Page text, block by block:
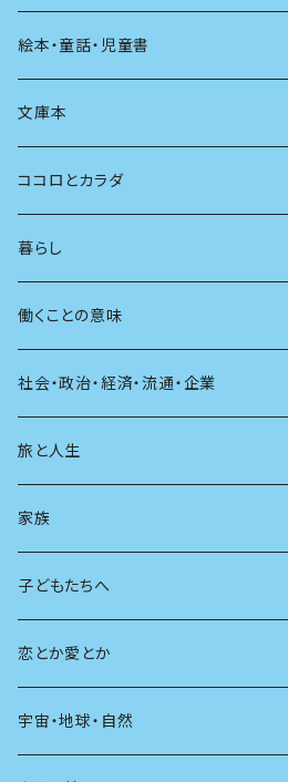
言葉
言語
批評
アンソロジー
自伝・伝記
発酵・麹
その他
アート
写真
その他
インテリア
ファッション
建築
スポーツ
AIと社会
広告
音楽
マンガ
テレビ
ラジオ
マガジン
その他
アニメ
日本の芸能
本屋さんの本
本の本
読書
絵本・童話・児童書
小さいお子さん向け
自分で読めるようになったら
大人も楽しい絵本
海外絵本
童話
その他
文庫本
男性作家
女性作家
その他
ココロとカラダ
フェミニズム
カウンセリング
人間関係
健康
暮らし
料理
育児
日常生活
学ぶ楽しみ
働くことの意味
仕事のヒント
社会・政治・経済・流通・企業
過去
現在
未来
旅と人生
旅
人生
家族
子どもたちへ
教育
友達
恋とか愛とか
宇宙・地球・自然